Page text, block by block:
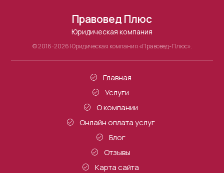
Правовед Плюс
Юридическая компания
© 2016-2026 Юридическая компания «Правовед-Плюс».
Главная
Услуги
О компании
Онлайн оплата услуг
Блог
Отзывы
Карта сайта